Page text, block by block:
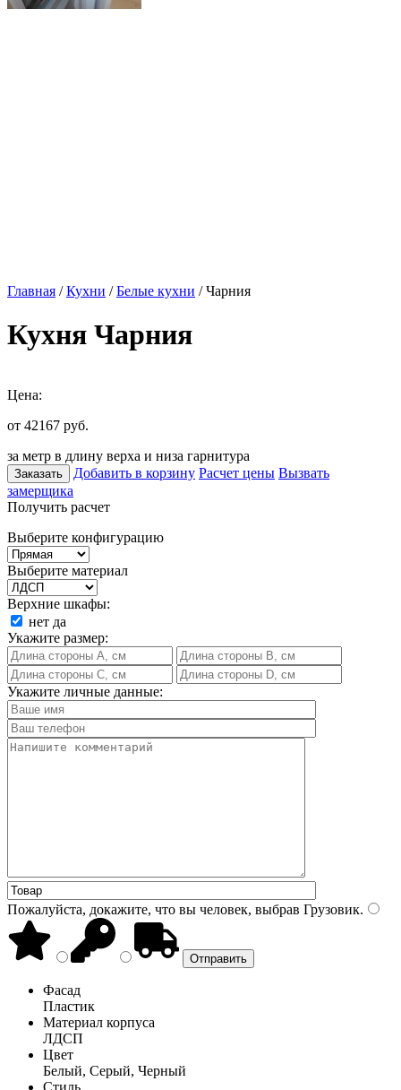
Главная /Кухни /Белые кухни / Чарния
Кухня Чарния
Цена:
от 42167 руб.
за метр в длину верха и низа гарнитура
Заказать Добавить в корзину Расчет цены Вызвать
замерщика
Получить расчет
Выберите конфигурацию
Выберите материал
Верхние шкафы:
нет да
Укажите размер:
Укажите личные данные:
Пожалуйста, докажите, что вы человек, выбрав Грузовик.
Фасад
Пластик
Материал корпуса
ЛДСП
Цвет
Белый, Серый, Черный
Стиль